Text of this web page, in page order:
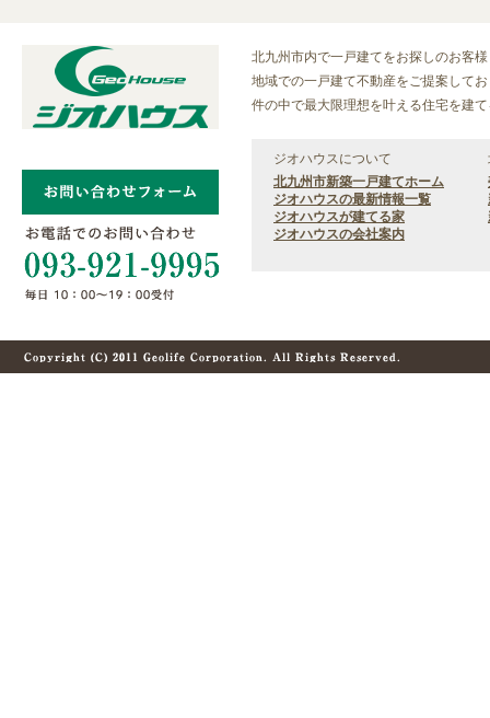
北九州市内で一戸建てをお探しのお客
地域での一戸建て不動産をご提案して
件の中で最大限理想を叶える住宅を建
ジオハウスについて
北九州市新築一戸建てホーム
ジオハウスの最新情報一覧
ジオハウスが建てる家
ジオハウスの会社案内